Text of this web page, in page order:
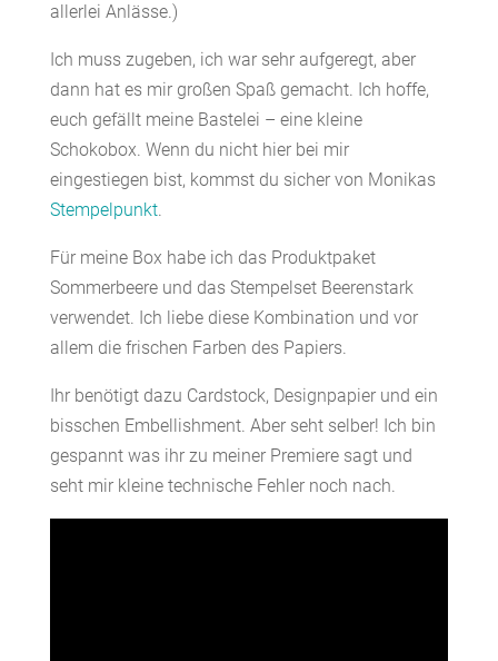
allerlei Anlässe.)
Ich muss zugeben, ich war sehr aufgeregt, aber
dann hat es mir großen Spaß gemacht. Ich hoffe,
euch gefällt meine Bastelei – eine kleine
Schokobox. Wenn du nicht hier bei mir
eingestiegen bist, kommst du sicher von Monikas
Stempelpunkt.
Für meine Box habe ich das Produktpaket
Sommerbeere und das Stempelset Beerenstark
verwendet. Ich liebe diese Kombination und vor
allem die frischen Farben des Papiers.
Ihr benötigt dazu Cardstock, Designpapier und ein
bisschen Embellishment. Aber seht selber! Ich bin
gespannt was ihr zu meiner Premiere sagt und
seht mir kleine technische Fehler noch nach.